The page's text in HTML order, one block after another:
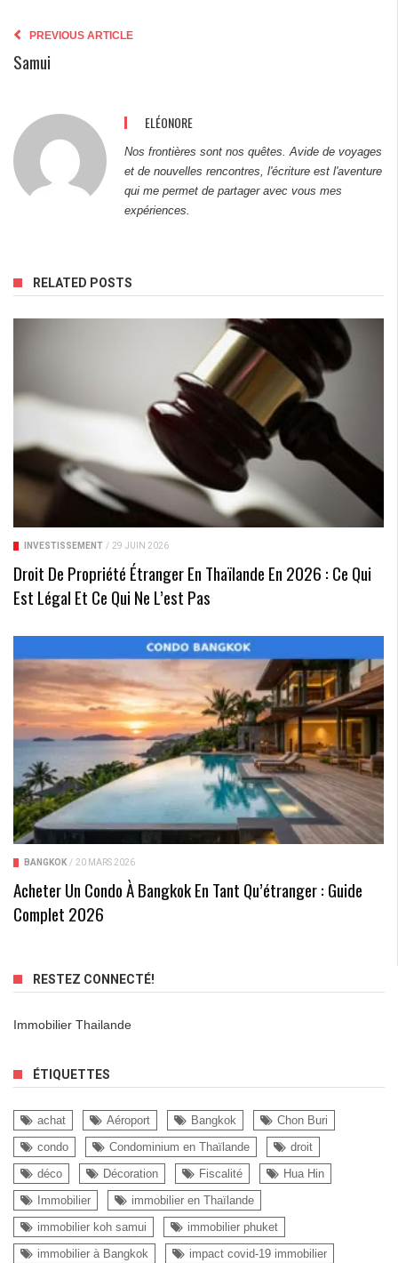
PREVIOUS ARTICLE
Samui
ELÉONORE
Nos frontières sont nos quêtes. Avide de voyages
et de nouvelles rencontres, l'écriture est l'aventure
qui me permet de partager avec vous mes
expériences.
RELATED POSTS
INVESTISSEMENT / 29 JUIN 2026
Droit De Propriété Étranger En Thaïlande En 2026 : Ce Qui
Est Légal Et Ce Qui Ne L’est Pas
BANGKOK / 20 MARS 2026
Acheter Un Condo À Bangkok En Tant Qu’étranger : Guide
Complet 2026
RESTEZ CONNECTÉ!
Immobilier Thailande
ÉTIQUETTES
achat Aéroport Bangkok
Chon Buri
condo
Condominium en Thaïlande
droit
déco
Décoration Fiscalité
Hua Hin
Immobilier
immobilier en Thaïlande
immobilier koh samui
immobilier phuket
immobilier à Bangkok
impact covid-19 immobilier